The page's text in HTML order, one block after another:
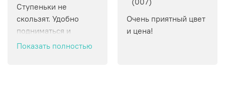
Ступеньки не
скользят. Удобно
подниматься и
спускаться.
Показать полностью
Очень приятный цвет
и цена!